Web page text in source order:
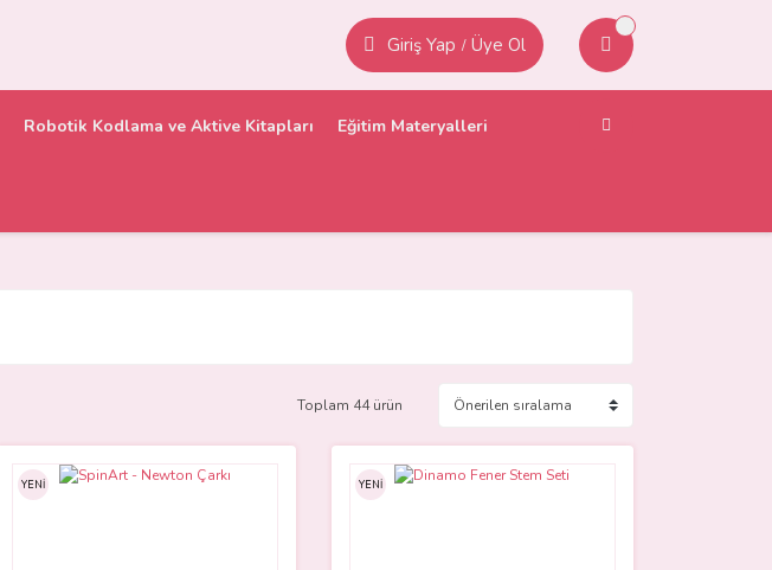
Giriş Yap / Üye Ol
Robotik Kodlama ve Aktive Kitapları Eğitim Materyalleri
Toplam 44 ürün
YENİ YENİ